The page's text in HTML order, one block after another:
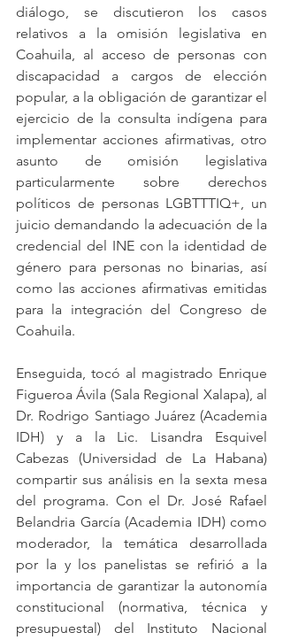
diálogo, se discutieron los casos
relativos a la omisión legislativa en
Coahuila, al acceso de personas con
discapacidad a cargos de elección
popular, a la obligación de garantizar el
ejercicio de la consulta indígena para
implementar acciones afirmativas, otro
asunto de omisión legislativa
particularmente sobre derechos
políticos de personas LGBTTTIQ+, un
juicio demandando la adecuación de la
credencial del INE con la identidad de
género para personas no binarias, así
como las acciones afirmativas emitidas
para la integración del Congreso de
Coahuila.
Enseguida, tocó al magistrado Enrique
Figueroa Ávila (Sala Regional Xalapa), al
Dr. Rodrigo Santiago Juárez (Academia
IDH) y a la Lic. Lisandra Esquivel
Cabezas (Universidad de La Habana)
compartir sus análisis en la sexta mesa
del programa. Con el Dr. José Rafael
Belandria García (Academia IDH) como
moderador, la temática desarrollada
por la y los panelistas se refirió a la
importancia de garantizar la autonomía
constitucional (normativa, técnica y
presupuestal) del Instituto Nacional